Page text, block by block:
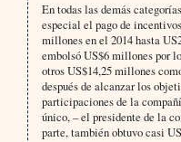
En todas las demás
especial el pago de
millones en el 2014 hasta
embolsó US$6 millones por
otros US$14,25 millones
después de alcanzar los
participaciones de la
único, – el presidente de la
parte, también obtuvo casi